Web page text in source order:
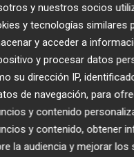
y nuestros socios
y tecnologías similares
y acceder a
y procesar datos
su dirección IP,
de navegación, para
y contenido
y contenido, obtener
la audiencia y mejorar los